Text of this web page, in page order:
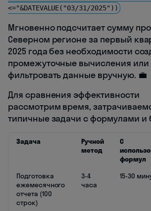
<="&DATEVALUE("03/31/2025"))
Мгновенно подсчитает сумму
Северном регионе за первый
2025 года без необходимости
промежуточные вычисления или
фильтровать данные вручную. 💼
Для сравнения эффективности
рассмотрим время,
типичные задачи с формулами и
Задача
Ручной
метод
С
формул
Подготовка
ежемесячного
отчета (100
строк)
3-4
часа
15-30